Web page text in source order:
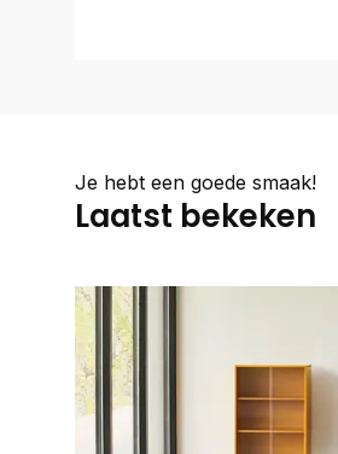
Je hebt een goede smaak!
Laatst bekeken